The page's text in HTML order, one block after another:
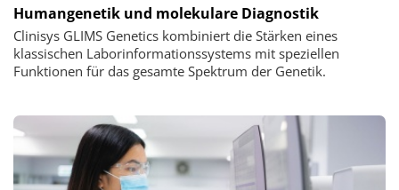
Humangenetik und molekulare Diagnostik
Clinisys GLIMS Genetics kombiniert die Stärken eines
klassischen Laborinformationssystems mit speziellen
Funktionen für das gesamte Spektrum der Genetik.